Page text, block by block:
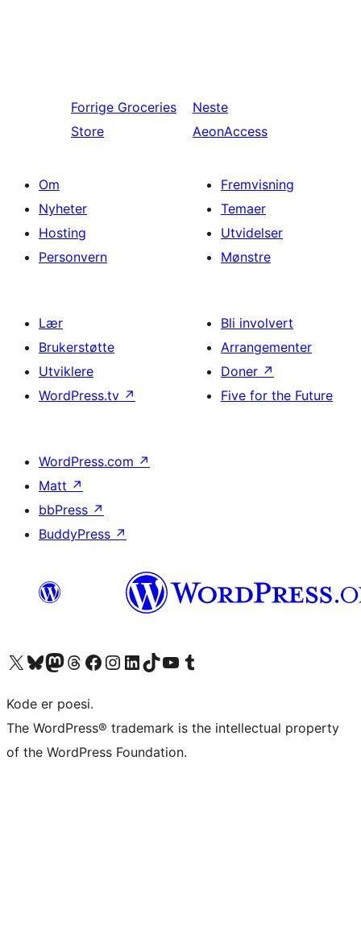
Forrige Groceries
Store
Neste
AeonAccess
Om
Nyheter
Hosting
Personvern
Fremvisning
Temaer
Utvidelser
Mønstre
Lær
Brukerstøtte
Utviklere
WordPress.tv ↗
Bli involvert
Arrangementer
Doner ↗
Five for the Future
WordPress.com ↗
Matt ↗
bbPress ↗
BuddyPress ↗
Besøk vår konto på X Visit our Bluesky account
Besøk vår Mastodon-konto
Visit our Threads account
Besøk vår Facebook-sideBesøk vår Instagram-konto
Besøk vår LinkedIn-konto
Visit our TikTok account
Visit our YouTube channel
Visit our Tumblr account
Kode er poesi.
The WordPress® trademark is the intellectual property
of the WordPress Foundation.